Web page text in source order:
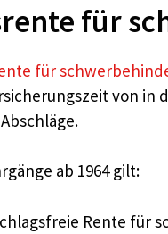
für
für
von in
ab 1964 gilt:
Rente für